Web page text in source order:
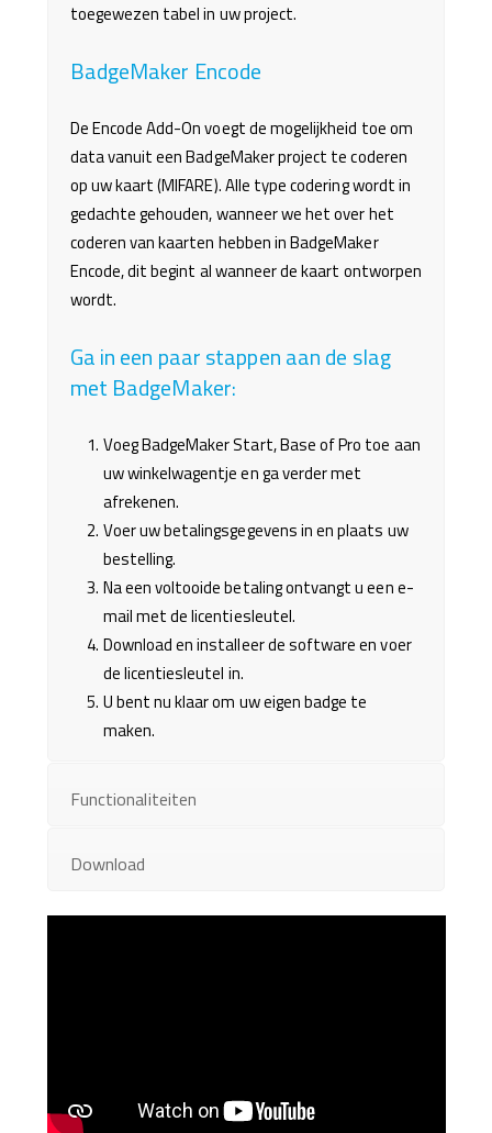
toegewezen tabel in uw project.
BadgeMaker Encode
De Encode Add-On voegt de mogelijkheid toe om
data vanuit een BadgeMaker project te coderen
op uw kaart (MIFARE). Alle type codering wordt in
gedachte gehouden, wanneer we het over het
coderen van kaarten hebben in BadgeMaker
Encode, dit begint al wanneer de kaart ontworpen
wordt.
Ga in een paar stappen aan de slag
met BadgeMaker:
Voeg BadgeMaker Start, Base of Pro toe aan
uw winkelwagentje en ga verder met
afrekenen.
Voer uw betalingsgegevens in en plaats uw
bestelling.
Na een voltooide betaling ontvangt u een e-
mail met de licentiesleutel.
Download en installeer de software en voer
de licentiesleutel in.
U bent nu klaar om uw eigen badge te
maken.
Functionaliteiten
Download